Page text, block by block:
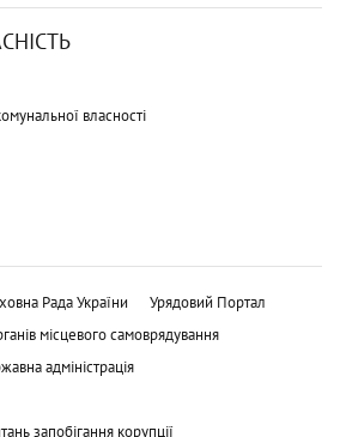
власності
Рада України
Урядовий Портал
місцевого самоврядування
адміністрація
запобігання корупції